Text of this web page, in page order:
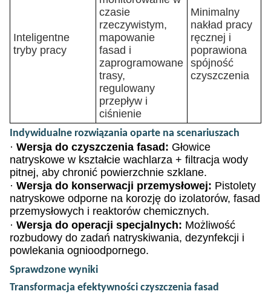
Inteligentne
tryby pracy
czasie
rzeczywistym,
mapowanie
fasad i
zaprogramowane
trasy,
regulowany
przepływ i
ciśnienie
Minimalny
nakład pracy
ręcznej i
poprawiona
spójność
czyszczenia
Indywidualne rozwiązania oparte na scenariuszach
· Wersja do czyszczenia fasad: Głowice
natryskowe w kształcie wachlarza + filtracja wody
pitnej, aby chronić powierzchnie szklane.
· Wersja do konserwacji przemysłowej: Pistolety
natryskowe odporne na korozję do izolatorów, fasad
przemysłowych i reaktorów chemicznych.
· Wersja do operacji specjalnych: Możliwość
rozbudowy do zadań natryskiwania, dezynfekcji i
powlekania ognioodpornego.
Sprawdzone wyniki
Transformacja efektywności czyszczenia fasad